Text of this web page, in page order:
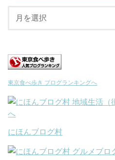
東京食べ歩き ブログランキングへ
にほんブログ村